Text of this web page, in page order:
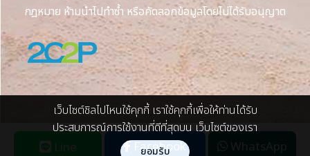
กฎหมาย ห้ามนำไปทำซ้ำ หรือคัดลอกข้อมูลโดยไม่ได้รับอนุญาต
Line Facebook WhatsApp
เว็บไซต์ชิลไปไหนใช้คุกกี้ เราใช้คุกกี้เพื่อให้ท่านได้รับ
ประสบการณ์การใช้งานที่ดีที่สุดบน เว็บไซต์ของเรา
ยอมรับ